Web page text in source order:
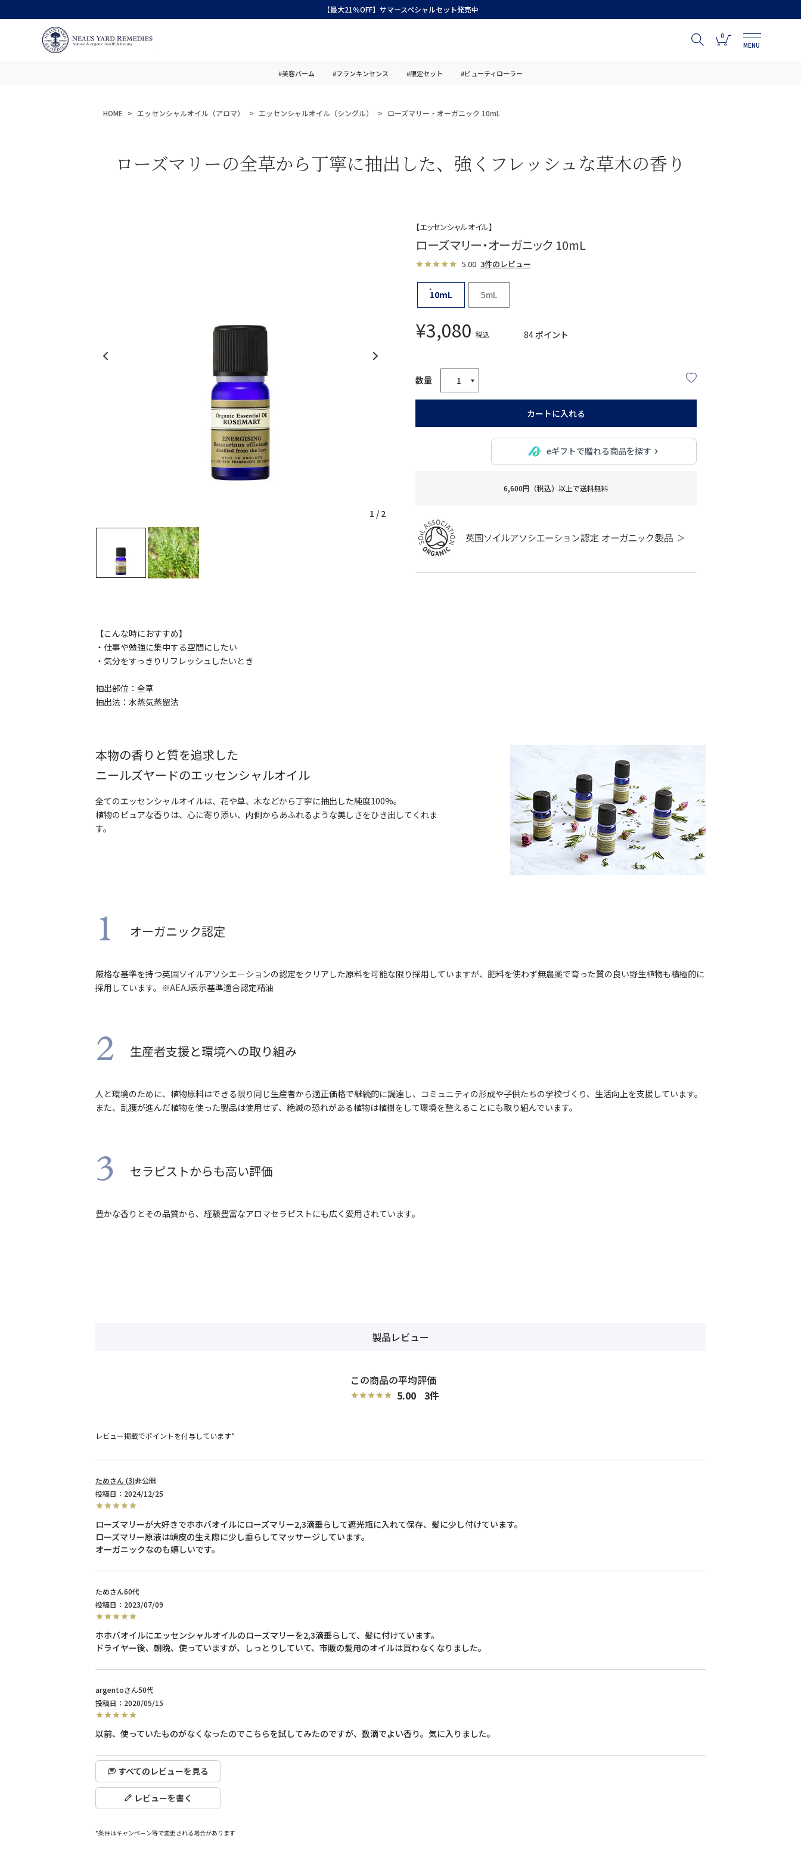
【最大21％OFF】サマースペシャルセット発売中
0
MENU
#美容バーム #フランキンセンス #限定セット #ビューティローラー
HOME エッセンシャルオイル（アロマ） エッセンシャルオイル（シングル） ローズマリー・オーガニック 10mL
ローズマリーの全草から丁寧に抽出した、強くフレッシュな草木の香り
1 / 2
【エッセンシャルオイル】
ローズマリー・オーガニック 10mL
5.00 3件のレビュー
10mL 5mL
¥3,080 税込 84ポイント
カートに入れる
eギフトで贈れる商品を探す
6,600円（税込）以上で送料無料
【こんな時におすすめ】
・仕事や勉強に集中する空間にしたい
・気分をすっきりリフレッシュしたいとき
抽出部位：全草
抽出法：水蒸気蒸留法
本物の香りと質を追求した
ニールズヤードのエッセンシャルオイル
全てのエッセンシャルオイルは、花や草、木などから丁寧に抽出した純度100%。
植物のピュアな香りは、心に寄り添い、内側からあふれるような美しさをひき出してくれま
す。
1 オーガニック認定
厳格な基準を持つ英国ソイルアソシエーションの認定をクリアした原料を可能な限り採用していますが、肥料を使わず無農薬で育った質の良い野生植物も積極的に
採用しています。※AEAJ表示基準適合認定精油
2 生産者支援と環境への取り組み
人と環境のために、植物原料はできる限り同じ生産者から適正価格で継続的に調達し、コミュニティの形成や子供たちの学校づくり、生活向上を支援しています。
また、乱獲が進んだ植物を使った製品は使用せず、絶滅の恐れがある植物は植樹をして環境を整えることにも取り組んでいます。
3 セラピストからも高い評価
豊かな香りとその品質から、経験豊富なアロマセラピストにも広く愛用されています。
製品レビュー
5.00 3
レビュー掲載でポイントを付与しています*
ため 3 非公開
投稿日
2024/12/25
ローズマリーが大好きでホホバオイルにローズマリー2,3滴垂らして遮光瓶に入れて保存、髪に少し付けています。
ローズマリー原液は頭皮の生え際に少し垂らしてマッサージしています。
ため
60代
投稿日
2023/07/09
ホホバオイルにエッセンシャルオイルのローズマリーを2,3滴垂らして、髪に付けています。
ドライヤー後、朝晩、使っていますが、しっとりしていて、市販の髪用のオイルは買わなくなりました。
argento
50代
投稿日
2020/05/15
以前、使っていたものがなくなったのでこちらを試してみたのですが、数滴でよい香り。気に入りました。
すべてのレビューを見る
レビューを書く
*条件はキャンペーン等で変更される場合があります